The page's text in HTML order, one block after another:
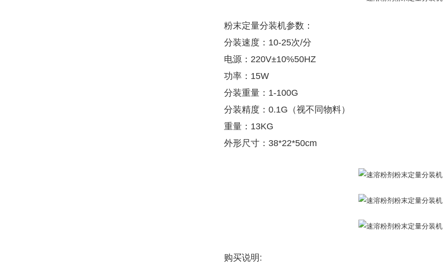
粉末定量分装机参数：
分装速度：10-25次/分
电源：220V±10%50HZ
功率：15W
分装重量：1-100G
分装精度：0.1G（视不同物料）
重量：13KG
外形尺寸：38*22*50cm
购买说明: